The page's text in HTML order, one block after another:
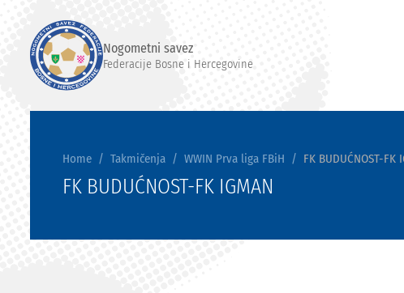
Nogometni savez
Federacije Bosne i Hercegovine
Home Takmičenja WWIN Prva liga FBiH FK BUDUĆNOST-FK
FK BUDUĆNOST-FK IGMAN